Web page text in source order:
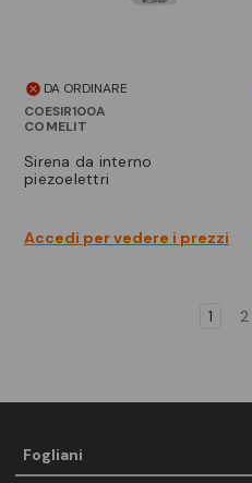
DA ORDINARE
COESIR100A
COMELIT
sirena da interno
piezoelettri
Accedi per vedere i prezzi
1 2
Fogliani